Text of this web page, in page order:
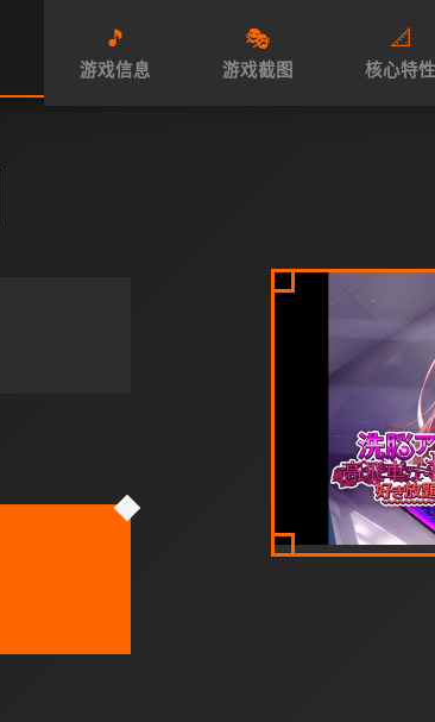
🎵
游戏信息
🎭
游戏截图
📐
核心特性